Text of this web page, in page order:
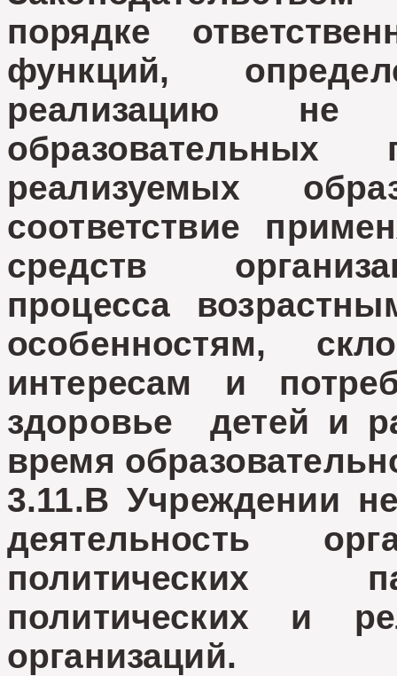
порядке
функций,
реализацию
реализуемых
соответствие
средств
процесса
особенностям,
интересам и
здоровье детей и
время
3.11.В Учреждении
деятельность
политических
политических и
организаций.